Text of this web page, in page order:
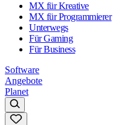
MX für Kreative
MX für Programmierer
Unterwegs
Für Gaming
Für Business
Software
Angebote
Planet